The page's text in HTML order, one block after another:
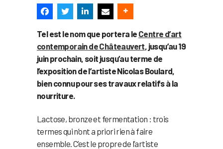
Tel est le nom que portera le Centre d’art
contemporain de Châteauvert , jusqu’au 19
juin prochain, soit jusqu’au terme de
l’exposition de l’artiste Nicolas Boulard,
bien connu pour ses travaux relatifs à la
nourriture.
Lactose, bronze et fermentation : trois
termes qui n’ont a priori rien à faire
ensemble. C’est le propre de l’artiste